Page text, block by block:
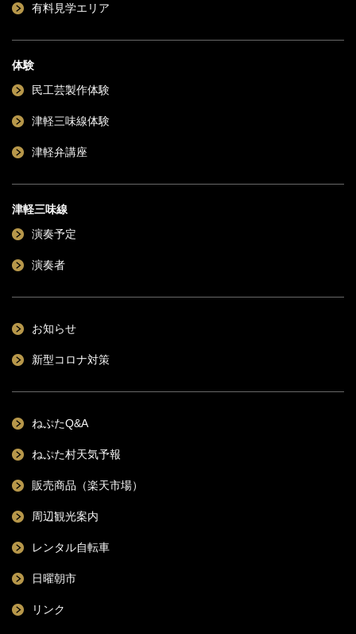
有料見学エリア
体験
民工芸製作体験
津軽三味線体験
津軽弁講座
津軽三味線
演奏予定
演奏者
お知らせ
新型コロナ対策
ねぷたQ&A
ねぷた村天気予報
販売商品（楽天市場）
周辺観光案内
レンタル自転車
日曜朝市
リンク